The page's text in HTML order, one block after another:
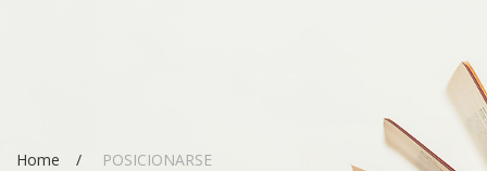
Home POSICIONARSE